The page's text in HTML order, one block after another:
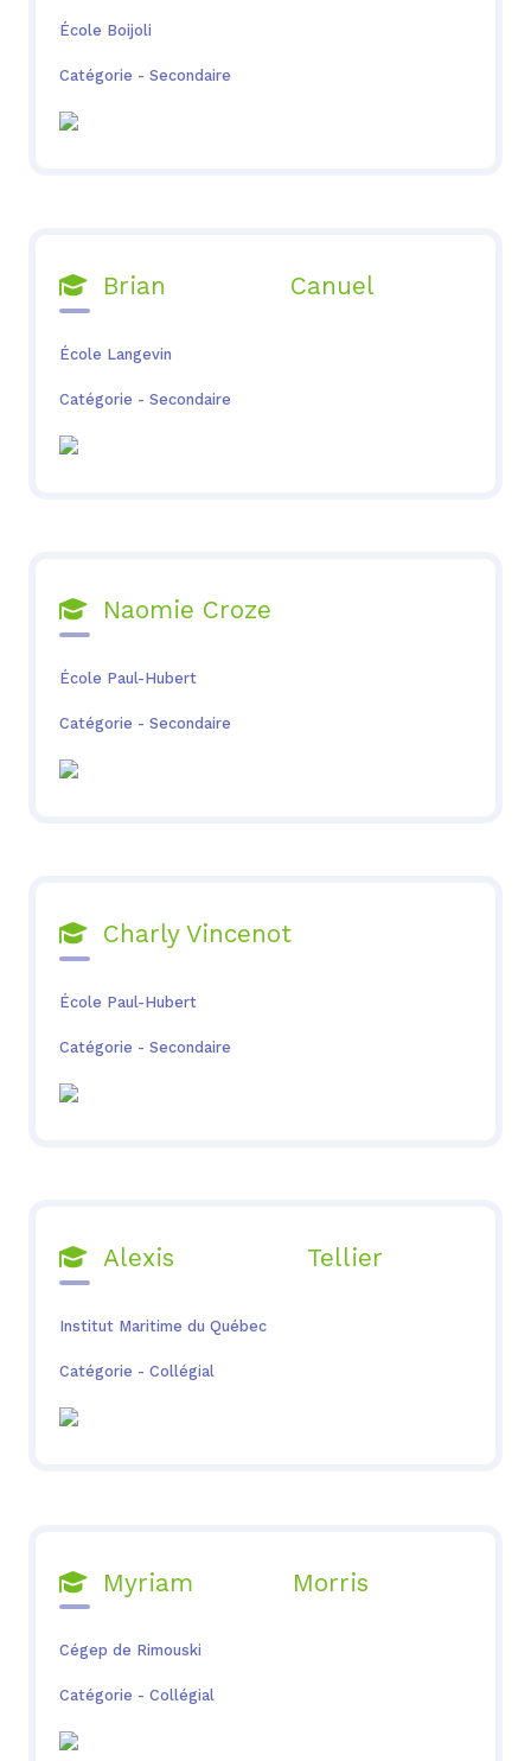
École Boijoli
Catégorie - Secondaire
Brian Canuel
École Langevin
Catégorie - Secondaire
Naomie Croze
École Paul-Hubert
Catégorie - Secondaire
Charly Vincenot
École Paul-Hubert
Catégorie - Secondaire
Alexis Tellier
Institut Maritime du Québec
Catégorie - Collégial
Myriam Morris
Cégep de Rimouski
Catégorie - Collégial